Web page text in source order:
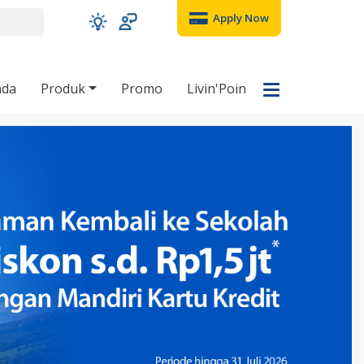
Apply Now
Produk Promo Livin'Poin